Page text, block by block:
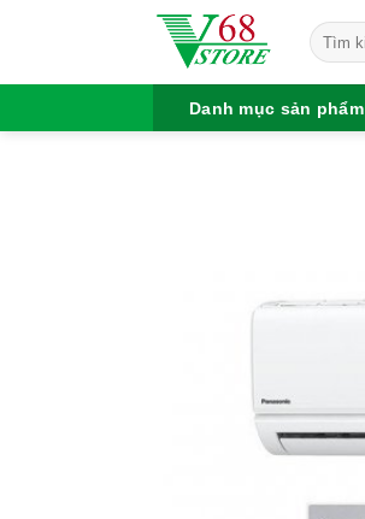
Tìm
kiếm:
Danh mục sản phẩm